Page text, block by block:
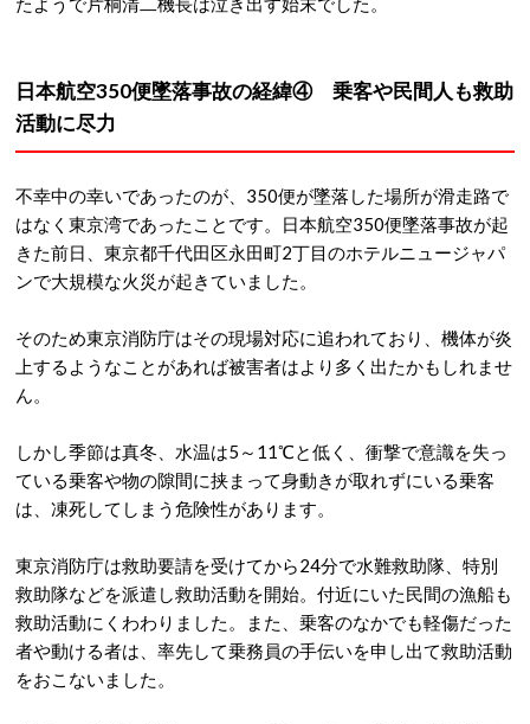
日本航空350便墜落事故の経緯④ 乗客や民間人も救助
活動に尽力
不幸中の幸いであったのが、350便が墜落した場所が滑走路で
はなく東京湾であったことです。日本航空350便墜落事故が起
きた前日、東京都千代田区永田町2丁目のホテルニュージャパ
ンで大規模な火災が起きていました。
そのため東京消防庁はその現場対応に追われており、機体が炎
上するようなことがあれば被害者はより多く出たかもしれませ
ん。
しかし季節は真冬、水温は5～11℃と低く、衝撃で意識を失っ
ている乗客や物の隙間に挟まって身動きが取れずにいる乗客
は、凍死してしまう危険性があります。
東京消防庁は救助要請を受けてから24分で水難救助隊、特別
救助隊などを派遣し救助活動を開始。付近にいた民間の漁船も
救助活動にくわわりました。また、乗客のなかでも軽傷だった
者や動ける者は、率先して乗務員の手伝いを申し出て救助活動
をおこないました。